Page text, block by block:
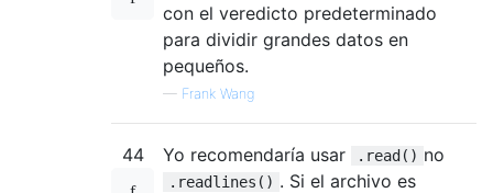
con el veredicto predeterminado
para dividir grandes datos en
pequeños.
— Frank Wang
44 Yo recomendaría usar .read() no
.readlines() . Si el archivo es